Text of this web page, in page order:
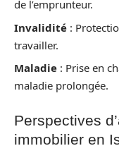
de l’emprunteur.
Invalidité :
travailler.
Maladie : Prise en
maladie prolongée.
Perspectives
immobilier en